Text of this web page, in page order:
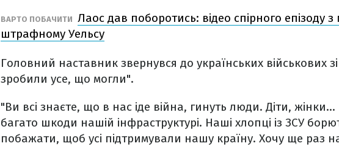
ВАРТО ПОБАЧИТИ Лаос дав поборотись: відео спірного епізоду
штрафному Уельсу
Головний наставник звернувся до українських військових
зробили усе, що могли".
"Ви всі знаєте, що в нас іде війна, гинуть люди. Діти,
багато шкоди нашій інфраструктурі. Наші хлопці із ЗСУ
побажати, щоб усі підтримували нашу країну. Хочу ще раз